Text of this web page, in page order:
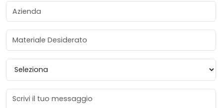
Azienda
Materiale Desiderato
Provincia
Messaggio